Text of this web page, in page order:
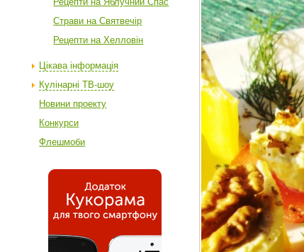
Страви на Святвечір
Рецепти на Хелловін
Цікава інформація
Кулінарні ТВ-шоу
Новини проекту
Конкурси
Флешмоби